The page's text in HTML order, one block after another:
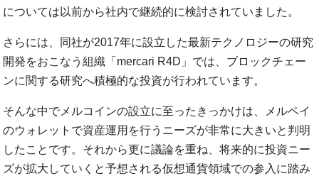
については以前から社内で継続的に検討されていました。
さらには、同社が2017年に設立した最新テクノロジーの研究
開発をおこなう組織「mercari R4D」では、ブロックチェー
ンに関する研究へ積極的な投資が行われています。
そんな中でメルコインの設立に至ったきっかけは、メルペイ
のウォレットで資産運用を行うニーズが非常に大きいと判明
したことです。それから更に議論を重ね、将来的に投資ニー
ズが拡大していくと予想される仮想通貨領域での参入に踏み